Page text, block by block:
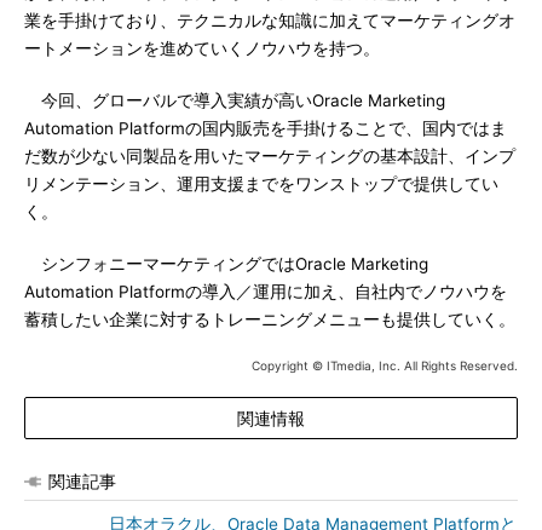
業を手掛けており、テクニカルな知識に加えてマーケティングオ
ートメーションを進めていくノウハウを持つ。
今回、グローバルで導入実績が高いOracle Marketing
Automation Platformの国内販売を手掛けることで、国内ではま
だ数が少ない同製品を用いたマーケティングの基本設計、インプ
リメンテーション、運用支援までをワンストップで提供してい
く。
シンフォニーマーケティングではOracle Marketing
Automation Platformの導入／運用に加え、自社内でノウハウを
蓄積したい企業に対するトレーニングメニューも提供していく。
Copyright © ITmedia, Inc. All Rights Reserved.
関連情報
関連記事
日本オラクル、Oracle Data Management Platformと